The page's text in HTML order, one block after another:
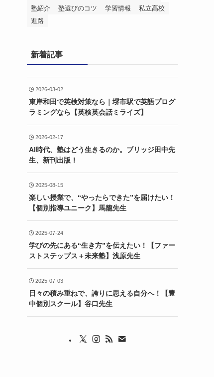
塾紹介
塾選びのコツ 学習情報
私立高校
進路
新着記事
2026-03-02
東岸和田で英検対策なら｜堺市駅で英語プログ
ラミングなら【英検英会話ミライズ】
2026-02-17
AI時代、塾はどう生きるのか。ブリッジ田中先
生、新刊出版！
2025-08-15
楽しい授業で、“やったらできた”を届けたい！
【個別指導ユニーク】馬籠先生
2025-07-24
学びの先にある“生き方”を伝えたい！【ファー
ストステップス＋未来塾】浅原先生
2025-07-03
日々の積み重ねで、誇りに思える自分へ！【豊
中個別スクール】谷口先生